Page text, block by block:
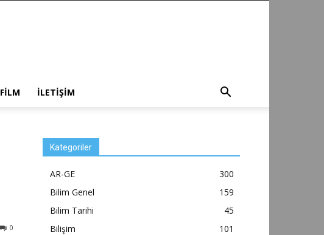
FİLM İLETİŞİM
0
Kategoriler
AR-GE
300
Bilim Genel
159
Bilim Tarihi
45
Bilişim
101